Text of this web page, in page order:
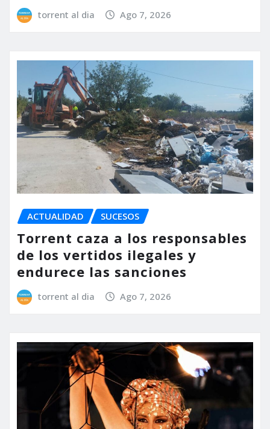
torrent al dia Ago 7, 2026
ACTUALIDAD SUCESOS
Torrent caza a los responsables
de los vertidos ilegales y
endurece las sanciones
torrent al dia Ago 7, 2026